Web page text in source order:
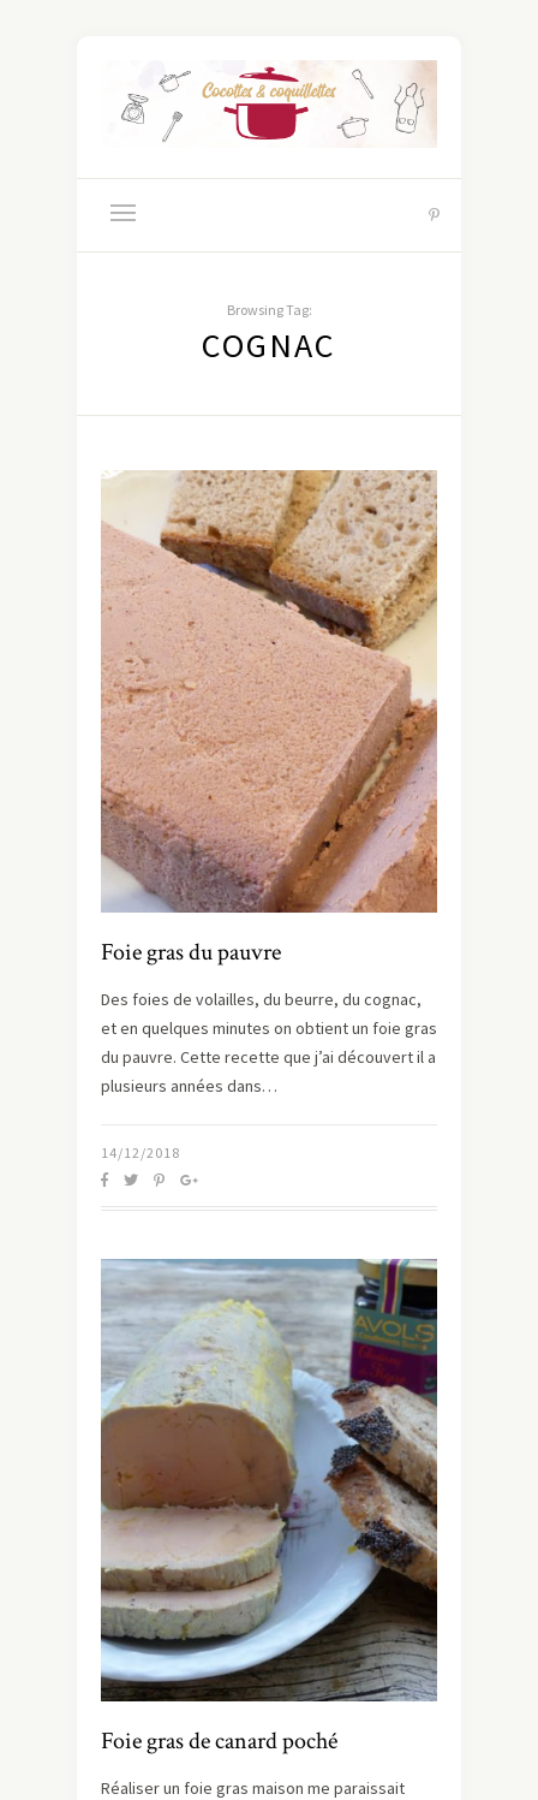
Browsing Tag:
COGNAC
Foie gras du pauvre
Des foies de volailles, du beurre, du cognac,
et en quelques minutes on obtient un foie gras
du pauvre. Cette recette que j’ai découvert il a
plusieurs années dans…
14/12/2018
Foie gras de canard poché
Réaliser un foie gras maison me paraissait